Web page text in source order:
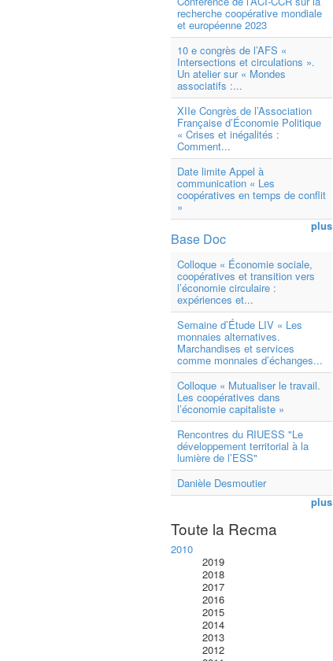
recherche coopérative mondiale
et européenne 2023
10 e congrès de l’AFS «
Intersections et circulations ».
Un atelier sur « Mondes
associatifs :...
XIIe Congrès de l’Association
Française d’Économie Politique
« Crises et inégalités :
Comment...
Date limite Appel à
communication « Les
coopératives en temps de conflit
»
plus
Base Doc
Colloque « Économie sociale,
coopératives et transition vers
l’économie circulaire :
expériences et...
Semaine d’Étude LIV « Les
monnaies alternatives.
Marchandises et services
comme monnaies d’échanges...
Colloque « Mutualiser le travail.
Les coopératives dans
l’économie capitaliste »
Rencontres du RIUESS "Le
développement territorial à la
lumière de l’ESS"
Danièle Desmoutier
plus
Toute la Recma
2010
2019
2018
2017
2016
2015
2014
2013
2012